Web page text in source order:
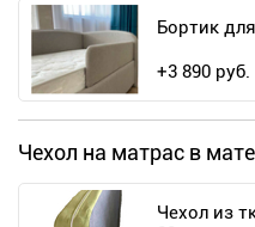
Бортик
+3 890 руб.
Чехол на матрас в
Чехол из